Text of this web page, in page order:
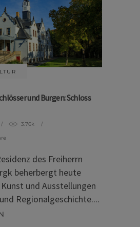
und Burgen: Schloss
3.76k
des Freiherrn
beherbergt heute
und Ausstellungen
Regionalgeschichte.